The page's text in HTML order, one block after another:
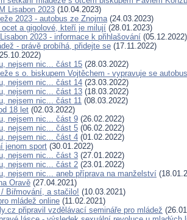
Lisabon 2023 (10.04.2023)
2023 - autobus ze Znojma(24.03.2023)
a gigolové, kteří je milují (28.01.2023)
2023 - informace k přihlašování (05.12.2022)
- právě probíhá, přidejte se (17.11.2022)
nejsem nic... část 15 (28.03.2022)
s o. biskupem Vojtěchem - vypravuje se autobus
nejsem nic... část 14 (23.03.2022)
nejsem nic... část 13 (18.03.2022)
nejsem nic... část 11 (08.03.2022)
18 let (02.03.2022)
nejsem nic... část 9 (26.02.2022)
nejsem nic... část 5 (06.02.2022)
nejsem nic... část 4 (01.02.2022)
jenom sport (30.01.2022)
nejsem nic... část 3 (27.01.2022)
nejsem nic... část 2 (23.01.2022)
nejsem nic... aneb příprava na manželství
Oravě (27.04.2021)
Biřmování, a stačilo! (10.03.2021)
mládež online (11.02.2021)
připravil vzdělávací semináře pro mládež